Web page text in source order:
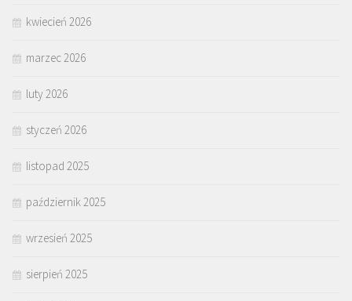
kwiecień 2026
marzec 2026
luty 2026
styczeń 2026
listopad 2025
październik 2025
wrzesień 2025
sierpień 2025